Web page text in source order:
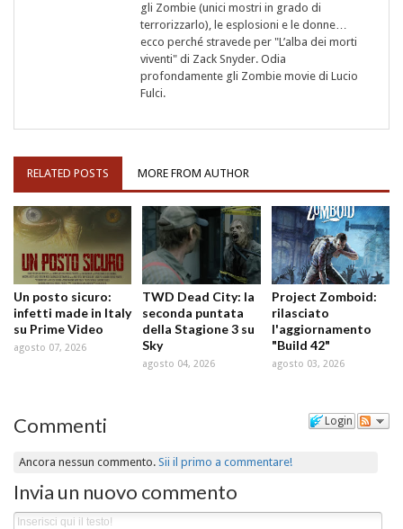
gli Zombie (unici mostri in grado di
terrorizzarlo), le esplosioni e le donne…
ecco perché stravede per "L’alba dei morti
viventi" di Zack Snyder. Odia
profondamente gli Zombie movie di Lucio
Fulci.
RELATED POSTS MORE FROM AUTHOR
Un posto sicuro:
infetti made in Italy
su Prime Video
agosto 07, 2026
TWD Dead City: la
seconda puntata
della Stagione 3 su
Sky
agosto 04, 2026
Project Zomboid:
rilasciato
l'aggiornamento
"Build 42"
agosto 03, 2026
Login
Commenti
Ancora nessun commento.Sii il primo a commentare!
Invia un nuovo commento